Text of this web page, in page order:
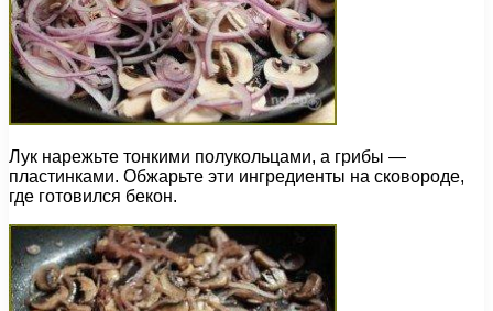
Лук нарежьте тонкими полукольцами, а грибы —
пластинками. Обжарьте эти ингредиенты на сковороде,
где готовился бекон.